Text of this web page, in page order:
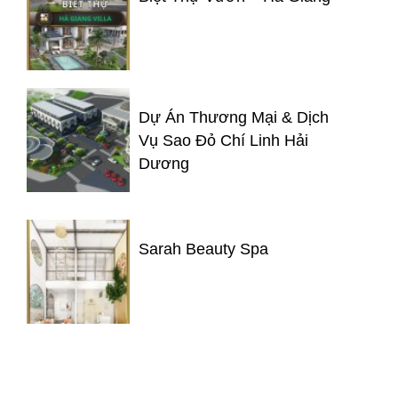
Dự Án Thương Mại & Dịch
Vụ Sao Đỏ Chí Linh Hải
Dương
Sarah Beauty Spa